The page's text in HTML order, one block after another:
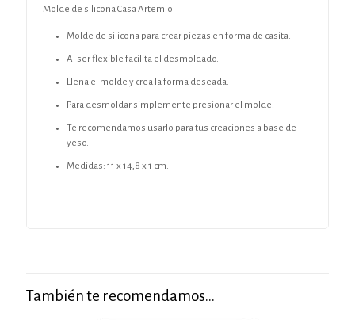
Molde de silicona Casa Artemio
Molde de silicona para crear piezas en forma de casita.
Al ser flexible facilita el desmoldado.
Llena el molde y crea la forma deseada.
Para desmoldar simplemente presionar el molde.
Te recomendamos usarlo para tus creaciones a base de
yeso.
Medidas: 11 x 14,8 x 1 cm.
También te recomendamos…